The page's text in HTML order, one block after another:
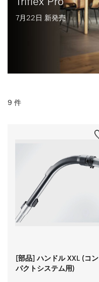
7月22日 新発売
9 件
[部品] ハンドル XXL (コン
パクトシステム用)